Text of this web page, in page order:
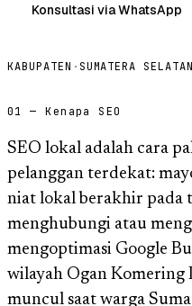
Konsultasi via WhatsApp
KABUPATEN · SUMATERA SELATAN
01 — Kenapa SEO
SEO lokal adalah cara
pelanggan terdekat:
niat lokal berakhir pada
menghubungi atau
mengoptimasi Google
wilayah Ogan Komering
muncul saat warga